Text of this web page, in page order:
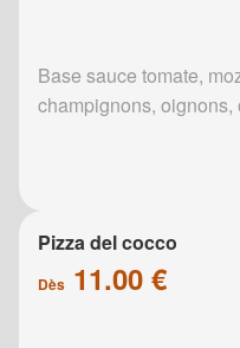
Base sauce tomate,
champignons, oignons,
Pizza del cocco
Dès 11.00 €